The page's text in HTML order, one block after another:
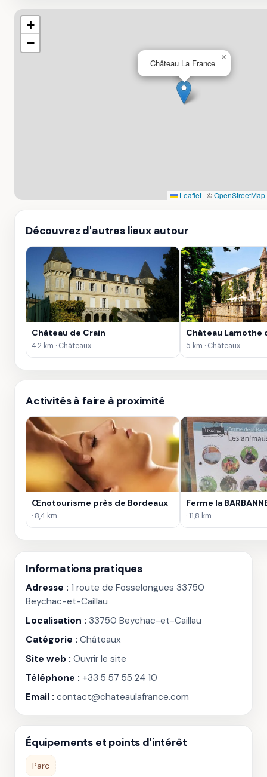
Château La France
×
+
−
Leaflet | ©
Découvrez d'autres lieux autour
Château de Crain
4.2 km · Châteaux
Château Lamothe
5 km · Châteaux
Activités à faire à proximité
Œnotourisme près de Bordeaux
· 8,4 km
Ferme la
· 11,8 km
Informations pratiques
Adresse : 1 route de Fosselongues 33750
Beychac-et-Caillau
Localisation : 33750 Beychac-et-Caillau
Catégorie : Châteaux
Site web : Ouvrir le site
Téléphone : +33 5 57 55 24 10
Email : contact@chateaulafrance.com
Équipements et points d'intérêt
Parc